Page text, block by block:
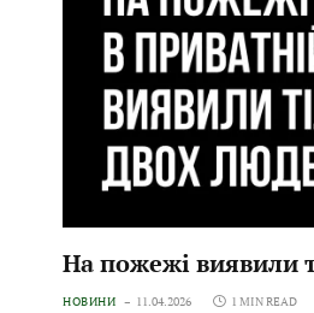
На пожежі виявили
НОВИНИ 11.04.2026 1 MIN READ